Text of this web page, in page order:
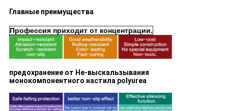
Главные преимущества
Профессия приходит от концентрации.
предохранение от Не-выскальзывания
монокомпонентного настила polyurea